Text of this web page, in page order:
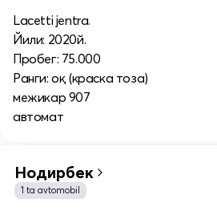
Lacetti jentra.
Йили: 2020й.
Пробег: 75.000
Ранги: оқ (краска тоза)
межикар 907
автомат
Нодирбек
1 ta avtomobil